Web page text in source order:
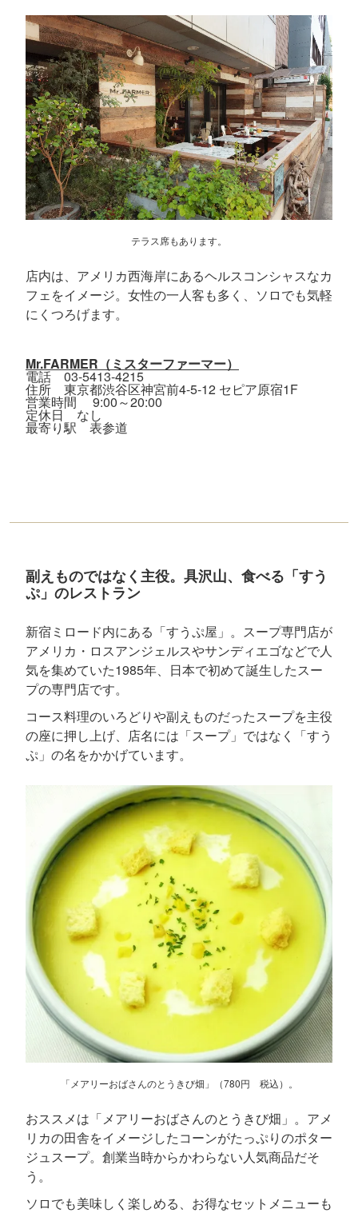
テラス席もあります。
店内は、アメリカ西海岸にあるヘルスコンシャスなカ
フェをイメージ。女性の一人客も多く、ソロでも気軽
にくつろげます。
Mr.FARMER（ミスターファーマー）
電話 03-5413-4215
住所 東京都渋谷区神宮前4-5-12 セピア原宿1F
営業時間 9:00～20:00
定休日 なし
最寄り駅 表参道
副えものではなく主役。具沢山、食べる「すう
ぷ」のレストラン
新宿ミロード内にある「すうぷ屋」。スープ専門店が
アメリカ・ロスアンジェルスやサンディエゴなどで人
気を集めていた1985年、日本で初めて誕生したスー
プの専門店です。
コース料理のいろどりや副えものだったスープを主役
の座に押し上げ、店名には「スープ」ではなく「すう
ぷ」の名をかかげています。
「メアリーおばさんのとうきび畑」（780円 税込）。
おススメは「メアリーおばさんのとうきび畑」。アメ
リカの田舎をイメージしたコーンがたっぷりのポター
ジュスープ。創業当時からかわらない人気商品だそ
う。
ソロでも美味しく楽しめる、お得なセットメニューも